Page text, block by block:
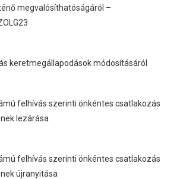
megvalósíthatóságáról –
keretmegállapodások módosításáról
felhívás szerinti önkéntes csatlakozás
lezárása
felhívás szerinti önkéntes csatlakozás
újranyitása